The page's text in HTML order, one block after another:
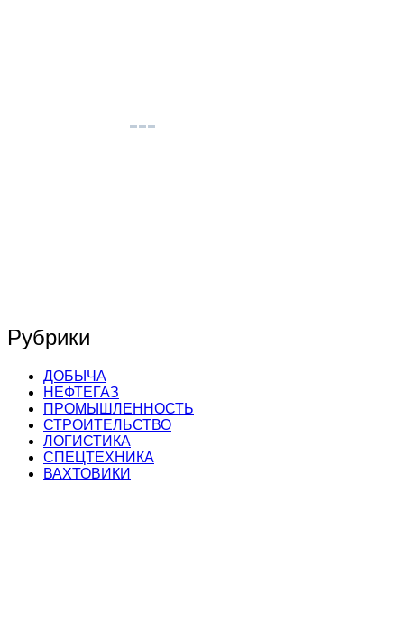
Рубрики
ДОБЫЧА
НЕФТЕГАЗ
ПРОМЫШЛЕННОСТЬ
СТРОИТЕЛЬСТВО
ЛОГИСТИКА
СПЕЦТЕХНИКА
ВАХТОВИКИ